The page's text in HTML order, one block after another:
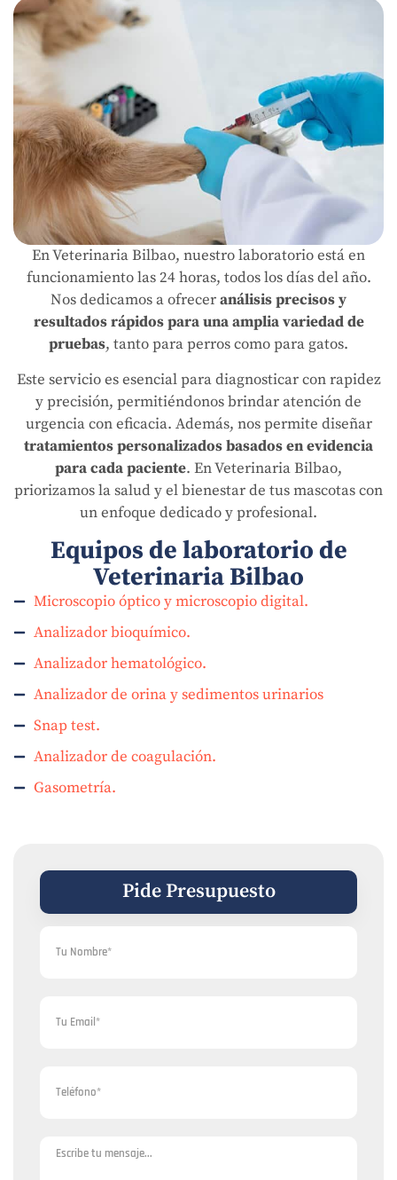
En Veterinaria Bilbao, nuestro laboratorio está en
funcionamiento las 24 horas, todos los días del año.
Nos dedicamos a ofreceranálisis precisos y
resultados rápidos para una amplia variedad de
pruebas, tanto para perros como para gatos.
Este servicio es esencial para diagnosticar con rapidez
y precisión, permitiéndonos brindar atención de
urgencia con eficacia. Además, nos permite diseñar
tratamientos personalizados basados en evidencia
para cada paciente. En Veterinaria Bilbao,
priorizamos la salud y el bienestar de tus mascotas con
un enfoque dedicado y profesional.
Equipos de laboratorio de
Veterinaria Bilbao
Microscopio óptico y microscopio digital.
Analizador bioquímico.
Analizador hematológico.
Analizador de orina y sedimentos urinarios
Snap test.
Analizador de coagulación.
Gasometría.
Pide Presupuesto